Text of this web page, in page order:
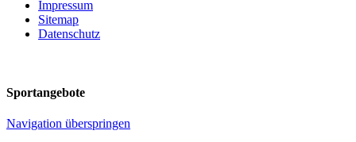
Impressum
Sitemap
Datenschutz
Sportangebote
Navigation überspringen